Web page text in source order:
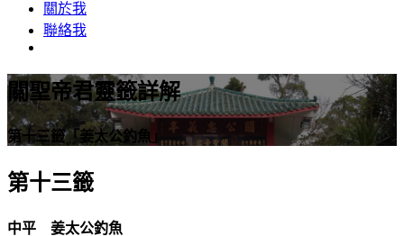
關於我
聯絡我
關聖帝君靈籤詳解
第十三籤「姜太公釣魚」
第十三籤
中平 姜太公釣魚